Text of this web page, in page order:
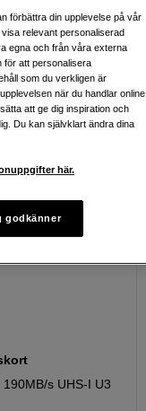
Se fler tillbehör
s UHS-I U3
förbättra din upplevelse på vår
relevant personaliserad
egna och från våra externa
för att personalisera
som du verkligen är
när du handlar
att ge dig inspiration och
Du kan självklart ändra dina
här.
godkänner